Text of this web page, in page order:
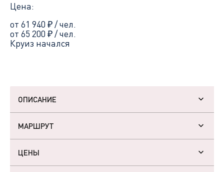
Цена:
от 61 940 ₽/ чел.
от 65 200 ₽/ чел.
Круиз начался
ОПИСАНИЕ
МАРШРУТ
ЦЕНЫ